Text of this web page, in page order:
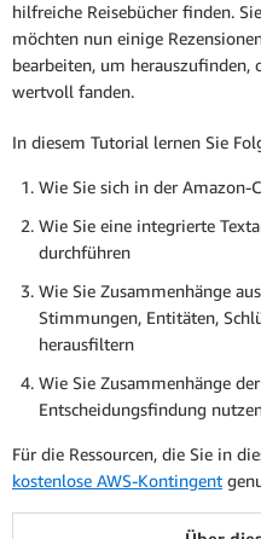
hilfreiche Reisebücher finden.
möchten nun einige
bearbeiten, um herauszufinden,
wertvoll fanden.
In diesem Tutorial lernen Sie
Wie Sie sich in der Amazon-
Wie Sie eine integrierte
durchführen
Wie Sie Zusammenhänge
Stimmungen, Entitäten,
herausfiltern
Wie Sie Zusammenhänge
Entscheidungsfindung
Für die Ressourcen, die Sie in
kostenlose AWS-Kontingent